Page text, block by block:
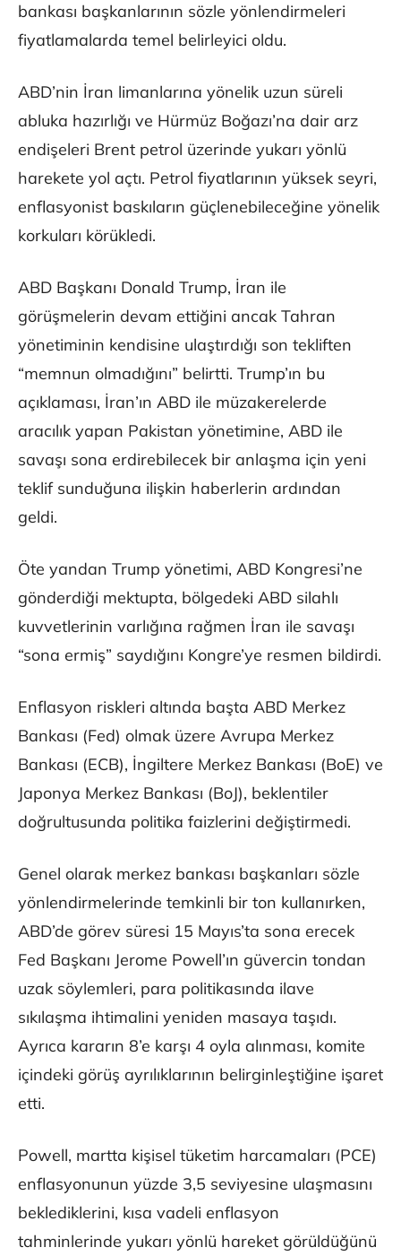
bankası başkanlarının sözle yönlendirmeleri
fiyatlamalarda temel belirleyici oldu.
ABD’nin İran limanlarına yönelik uzun süreli
abluka hazırlığı ve Hürmüz Boğazı’na dair arz
endişeleri Brent petrol üzerinde yukarı yönlü
harekete yol açtı. Petrol fiyatlarının yüksek seyri,
enflasyonist baskıların güçlenebileceğine yönelik
korkuları körükledi.
ABD Başkanı Donald Trump, İran ile
görüşmelerin devam ettiğini ancak Tahran
yönetiminin kendisine ulaştırdığı son tekliften
“memnun olmadığını” belirtti. Trump’ın bu
açıklaması, İran’ın ABD ile müzakerelerde
aracılık yapan Pakistan yönetimine, ABD ile
savaşı sona erdirebilecek bir anlaşma için yeni
teklif sunduğuna ilişkin haberlerin ardından
geldi.
Öte yandan Trump yönetimi, ABD Kongresi’ne
gönderdiği mektupta, bölgedeki ABD silahlı
kuvvetlerinin varlığına rağmen İran ile savaşı
“sona ermiş” saydığını Kongre’ye resmen bildirdi.
Enflasyon riskleri altında başta ABD Merkez
Bankası (Fed) olmak üzere Avrupa Merkez
Bankası (ECB), İngiltere Merkez Bankası (BoE) ve
Japonya Merkez Bankası (BoJ), beklentiler
doğrultusunda politika faizlerini değiştirmedi.
Genel olarak merkez bankası başkanları sözle
yönlendirmelerinde temkinli bir ton kullanırken,
ABD’de görev süresi 15 Mayıs’ta sona erecek
Fed Başkanı Jerome Powell’ın güvercin tondan
uzak söylemleri, para politikasında ilave
sıkılaşma ihtimalini yeniden masaya taşıdı.
Ayrıca kararın 8’e karşı 4 oyla alınması, komite
içindeki görüş ayrılıklarının belirginleştiğine işaret
etti.
Powell, martta kişisel tüketim harcamaları (PCE)
enflasyonunun yüzde 3,5 seviyesine ulaşmasını
beklediklerini, kısa vadeli enflasyon
tahminlerinde yukarı yönlü hareket görüldüğünü